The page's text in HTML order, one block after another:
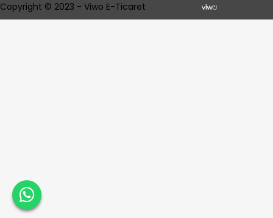
Copyright © 2023 - Viwo E-Ticaret